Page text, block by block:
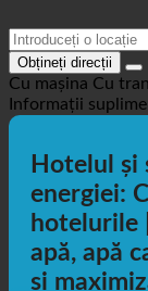
Obțineți direcții
Informații
Hotelul și
energiei:
hotelurile